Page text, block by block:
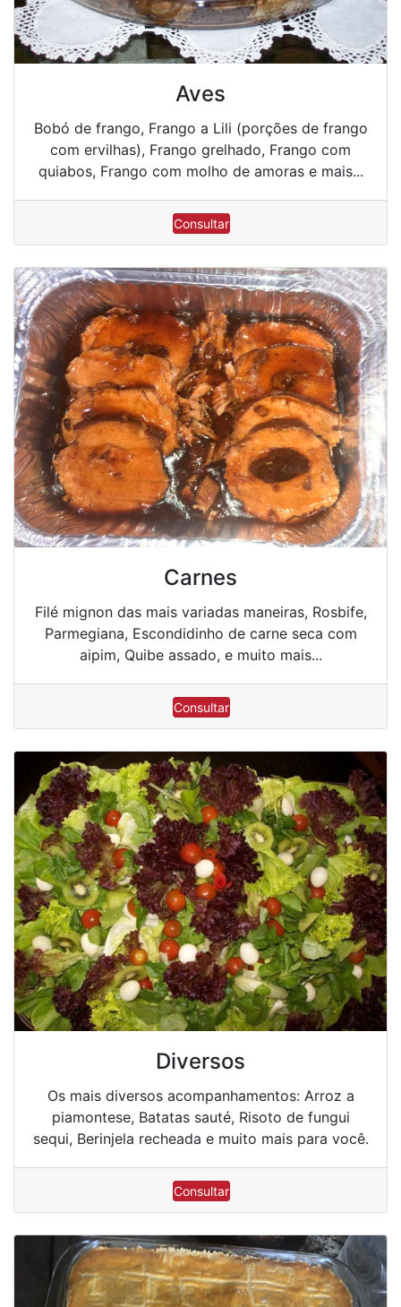
Aves
Bobó de frango, Frango a Lili (porções de frango
com ervilhas), Frango grelhado, Frango com
quiabos, Frango com molho de amoras e mais...
Consultar
Carnes
Filé mignon das mais variadas maneiras, Rosbife,
Parmegiana, Escondidinho de carne seca com
aipim, Quibe assado, e muito mais...
Consultar
Diversos
Os mais diversos acompanhamentos: Arroz a
piamontese, Batatas sauté, Risoto de fungui
sequi, Berinjela recheada e muito mais para você.
Consultar